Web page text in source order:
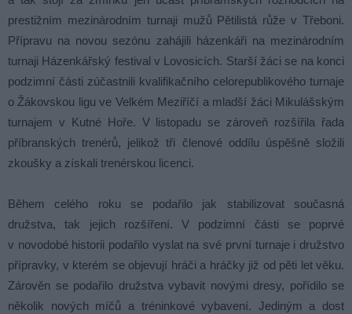
prestižním mezinárodním turnaji mužů Pětilistá růže v Třeboni.
Přípravu na novou sezónu zahájili házenkáři na mezinárodním
turnaji Házenkářský festival v Lovosicích. Starší žáci se na konci
podzimní části zúčastnili kvalifikačního celorepublikového turnaje
o Žákovskou ligu ve Velkém Meziříčí a mladší žáci Mikulášským
turnajem v Kutné Hoře. V listopadu se zároveň rozšířila řada
příbranských trenérů, jelikož tři členové oddílu úspěšně složili
zkoušky a získali trenérskou licenci.
Během celého roku se podařilo jak stabilizovat současná
družstva, tak jejich rozšíření. V podzimní části se poprvé
v novodobé historii podařilo vyslat na své první turnaje i družstvo
přípravky, v kterém se objevují hráči a hráčky již od pěti let věku.
Zárověn se podařilo družstva vybavit novými dresy, pořídilo se
několik nových míčů a tréninkové vybavení. Jediným a dost